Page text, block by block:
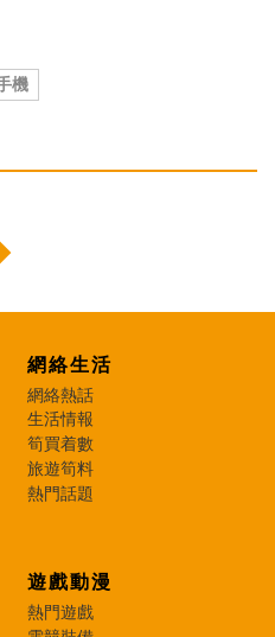
機
網絡生活
網絡熱話
生活情報
筍買着數
旅遊筍料
熱門話題
遊戲動漫
熱門遊戲